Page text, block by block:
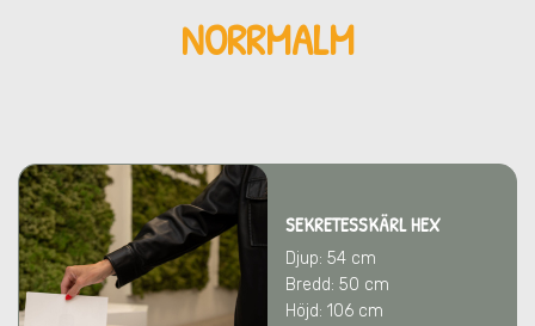
NORRMALM
SEKRETESSKÄRL HEX
Djup: 54 cm
Bredd: 50 cm
Höjd: 106 cm